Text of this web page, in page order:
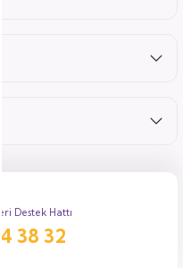
Destek Hattı
38 32